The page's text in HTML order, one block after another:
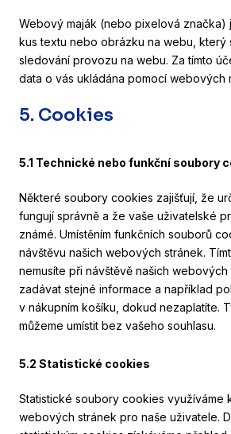
Webový maják (nebo pixelová značka)
kus textu nebo obrázku na webu, který
sledování provozu na webu. Za tímto
data o vás ukládána pomocí webových
5. Cookies
5.1 Technické nebo funkční soubory
Některé soubory cookies zajišťují, že
fungují správně a že vaše uživatelské
známé. Umístěním funkčních souborů
návštěvu našich webových stránek.
nemusíte při návštěvě našich
zadávat stejné informace a například
v nákupním košíku, dokud nezaplatíte.
můžeme umístit bez vašeho souhlasu.
5.2 Statistické cookies
Statistické soubory cookies využíváme
webových stránek pro naše uživatele.